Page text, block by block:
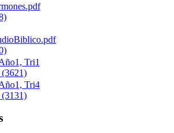
Tri1
(3621)
Tri4
(3131)